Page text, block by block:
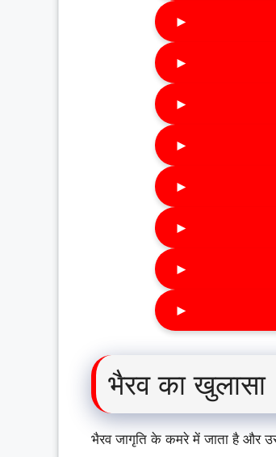
►
►
►
►
►
►
►
►
भैरव का खुलासा
भैरव जागृति के कमरे में जाता है और